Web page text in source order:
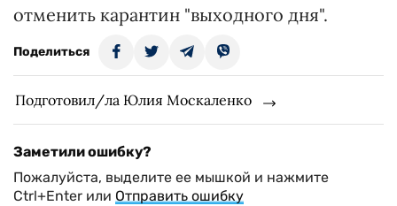
отменить карантин "выходного дня".
Поделиться
Подготовил/ла Юлия Москаленко
Заметили ошибку?
Пожалуйста, выделите ее мышкой и нажмите
Ctrl+Enter или Отправить ошибку